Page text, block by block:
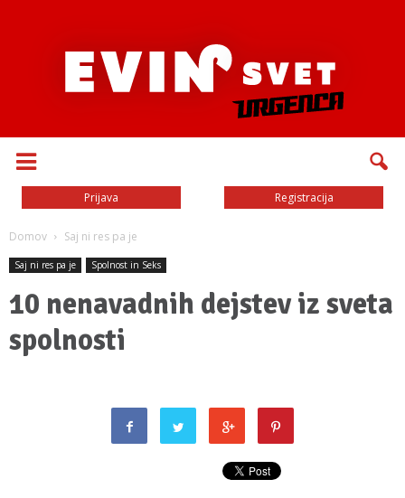
Prijava Registracija
Domov Saj ni res pa je
Saj ni res pa je Spolnost in Seks
10 nenavadnih dejstev iz sveta
spolnosti